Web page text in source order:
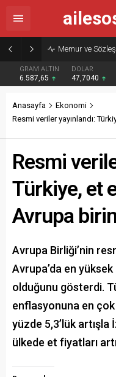
GRAM ALTIN
6.587,65
DOLAR
47,7040
Anasayfa
Ekonomi
Resmi veriler yayınlandı:
Resmi
Türkiye, et
Avrupa
Avrupa Birliği’nin
Avrupa’da en
olduğunu gösterdi.
enflasyonuna en
yüzde 5,3’lük
ülkede et fiyatları